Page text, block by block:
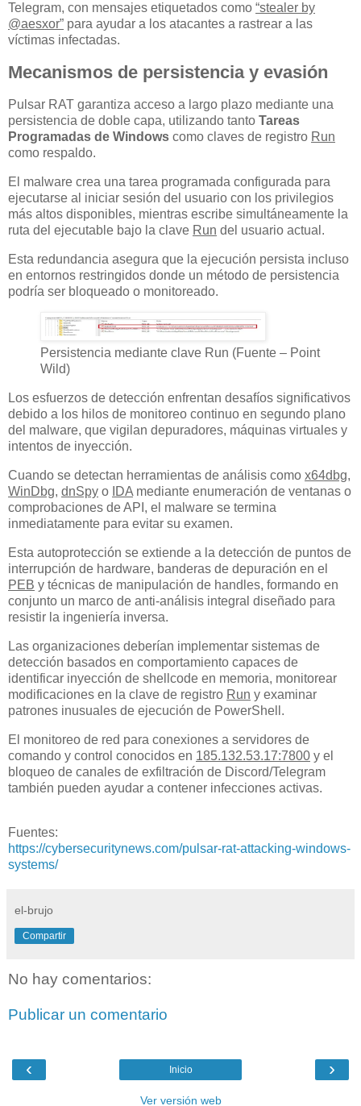
Telegram, con mensajes etiquetados como “stealer by
@aesxor” para ayudar a los atacantes a rastrear a las
víctimas infectadas.
Mecanismos de persistencia y evasión
Pulsar RAT garantiza acceso a largo plazo mediante una
persistencia de doble capa, utilizando tanto Tareas
Programadas de Windows como claves de registro Run
como respaldo.
El malware crea una tarea programada configurada para
ejecutarse al iniciar sesión del usuario con los privilegios
más altos disponibles, mientras escribe simultáneamente la
ruta del ejecutable bajo la clave Run del usuario actual.
Esta redundancia asegura que la ejecución persista incluso
en entornos restringidos donde un método de persistencia
podría ser bloqueado o monitoreado.
Persistencia mediante clave Run (Fuente – Point
Wild)
Los esfuerzos de detección enfrentan desafíos significativos
debido a los hilos de monitoreo continuo en segundo plano
del malware, que vigilan depuradores, máquinas virtuales y
intentos de inyección.
Cuando se detectan herramientas de análisis como x64dbg,
WinDbg, dnSpy o IDA mediante enumeración de ventanas o
comprobaciones de API, el malware se termina
inmediatamente para evitar su examen.
Esta autoprotección se extiende a la detección de puntos de
interrupción de hardware, banderas de depuración en el
PEB y técnicas de manipulación de handles, formando en
conjunto un marco de anti-análisis integral diseñado para
resistir la ingeniería inversa.
Las organizaciones deberían implementar sistemas de
detección basados en comportamiento capaces de
identificar inyección de shellcode en memoria, monitorear
modificaciones en la clave de registro Run y examinar
patrones inusuales de ejecución de PowerShell.
El monitoreo de red para conexiones a servidores de
comando y control conocidos en 185.132.53.17:7800 y el
bloqueo de canales de exfiltración de Discord/Telegram
también pueden ayudar a contener infecciones activas.
Fuentes:
https://cybersecuritynews.com/pulsar-rat-attacking-windows-
systems/
el-brujo
Compartir
No hay comentarios:
Publicar un comentario
‹ ›
Inicio
Ver versión web